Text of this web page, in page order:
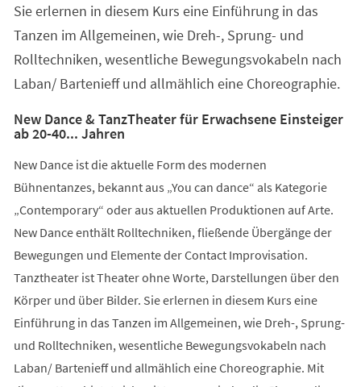
Sie erlernen in diesem Kurs eine Einführung in das
Tanzen im Allgemeinen, wie Dreh-, Sprung- und
Rolltechniken, wesentliche Bewegungsvokabeln nach
Laban/ Bartenieff und allmählich eine Choreographie.
New Dance & TanzTheater für Erwachsene Einsteiger
ab 20-40... Jahren
New Dance ist die aktuelle Form des modernen
Bühnentanzes, bekannt aus „You can dance“ als Kategorie
„Contemporary“ oder aus aktuellen Produktionen auf Arte.
New Dance enthält Rolltechniken, fließende Übergänge der
Bewegungen und Elemente der Contact Improvisation.
Tanztheater ist Theater ohne Worte, Darstellungen über den
Körper und über Bilder. Sie erlernen in diesem Kurs eine
Einführung in das Tanzen im Allgemeinen, wie Dreh-, Sprung-
und Rolltechniken, wesentliche Bewegungsvokabeln nach
Laban/ Bartenieff und allmählich eine Choreographie. Mit